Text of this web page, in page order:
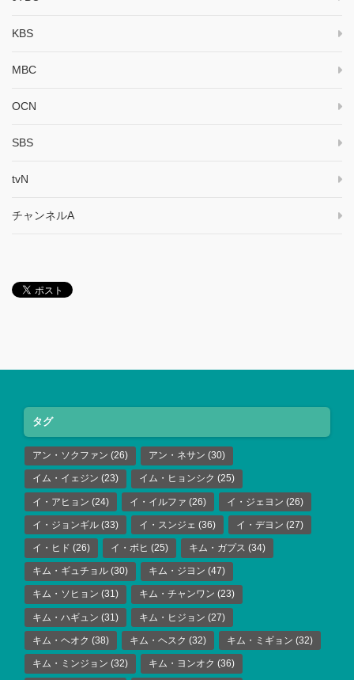
KBS
MBC
OCN
SBS
tvN
チャンネルA
タグ
アン・ソクファン (26) アン・ネサン (30)
イム・イェジン (23) イム・ヒョンシク (25)
イ・アヒョン (24) イ・イルファ (26) イ・ジェヨン (26)
イ・ジョンギル (33) イ・スンジェ (36) イ・デヨン (27)
イ・ヒド (26) イ・ボヒ (25) キム・ガプス (34)
キム・ギュチョル (30) キム・ジヨン (47)
キム・ソヒョン (31) キム・チャンワン (23)
キム・ハギュン (31) キム・ヒジョン (27)
キム・ヘオク (38) キム・ヘスク (32) キム・ミギョン (32)
キム・ミンジョン (32) キム・ヨンオク (36)